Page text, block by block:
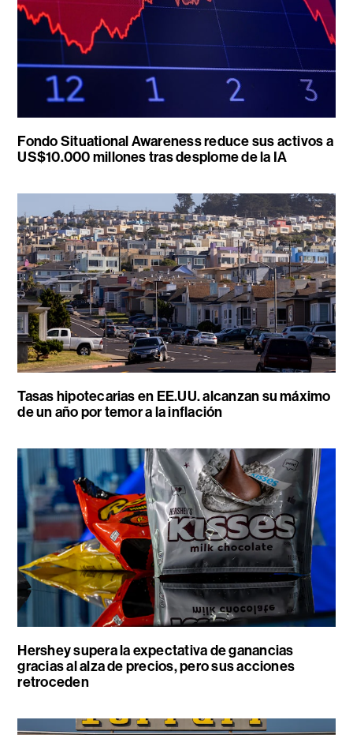
Fondo Situational Awareness reduce sus activos a
US$10.000 millones tras desplome de la IA
Tasas hipotecarias en EE.UU. alcanzan su máximo
de un año por temor a la inflación
Hershey supera la expectativa de ganancias
gracias al alza de precios, pero sus acciones
retroceden